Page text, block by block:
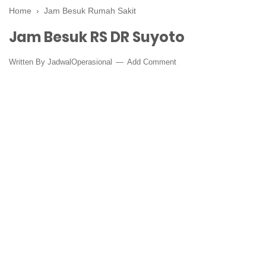
Home › Jam Besuk Rumah Sakit
Jam Besuk RS DR Suyoto
Written By JadwalOperasional Add Comment